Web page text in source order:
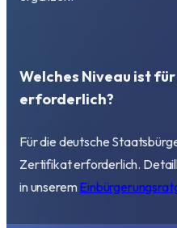
Welches Niveau ist
erforderlich?
Für die deutsche
Zertifikat erforderlich.
in unserem